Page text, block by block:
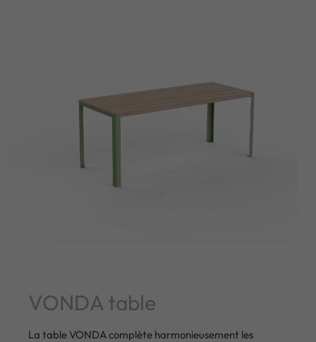
VONDA table
La table VONDA complète harmonieusement les